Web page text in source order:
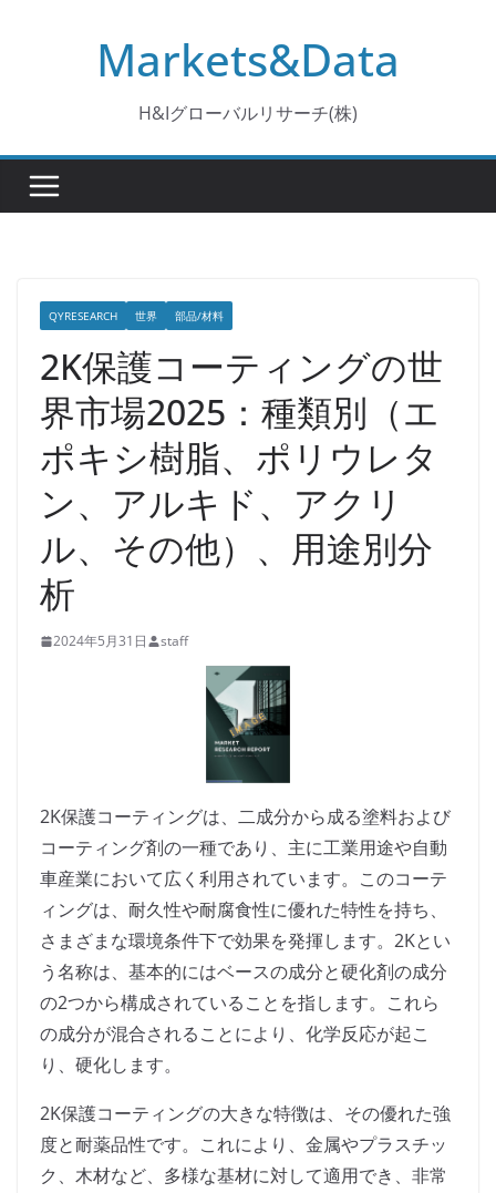
Markets&Data
H&Iグローバルリサーチ(株)
QYRESEARCH 世界 部品/材料
2K保護コーティングの世
界市場2025：種類別（エ
ポキシ樹脂、ポリウレタ
ン、アルキド、アクリ
ル、その他）、用途別分
析
2024年5月31日 staff
2K保護コーティングは、二成分から成る塗料および
コーティング剤の一種であり、主に工業用途や自動
車産業において広く利用されています。このコーテ
ィングは、耐久性や耐腐食性に優れた特性を持ち、
さまざまな環境条件下で効果を発揮します。2Kとい
う名称は、基本的にはベースの成分と硬化剤の成分
の2つから構成されていることを指します。これら
の成分が混合されることにより、化学反応が起こ
り、硬化します。
2K保護コーティングの大きな特徴は、その優れた強
度と耐薬品性です。これにより、金属やプラスチッ
ク、木材など、多様な基材に対して適用でき、非常